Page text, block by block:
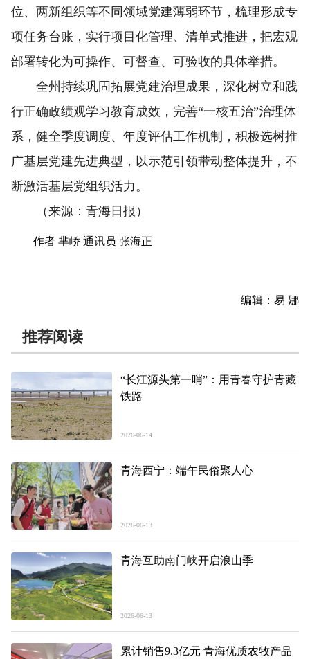
位、两新组织等不同领域党建薄弱环节，梳理形成专
项任务台账，实行项目化管理、清单式推进，把宏观
部署转化为可操作、可督查、可验收的具体举措。
全州持续巩固拓展党建治理成果，深化树立和践
行正确政绩观学习教育成效，完善“一核五治”治理体
系，健全季度调度、年度评估工作机制，积极选树推
广基层党建先进典型，以示范引领带动整体提升，不
断激活基层党组织活力。
（来源：青海日报）
作者 芈峤 通讯员 张海正
编辑：易 娜
推荐阅读
“长江源头第一哨”：用青春守护青藏
铁路
2026-06-14
青海西宁：端午民俗聚人心
2026-06-13
青海互助南门峡开启浪山季
2026-06-13
累计销售9.3亿元 青海优质农牧产品